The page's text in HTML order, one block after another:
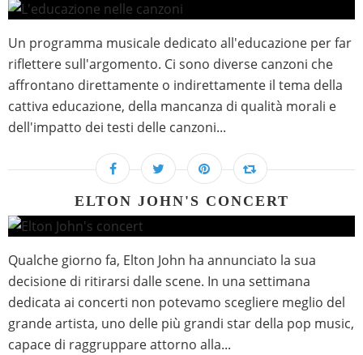
Un programma musicale dedicato all'educazione per far
riflettere sull'argomento. Ci sono diverse canzoni che
affrontano direttamente o indirettamente il tema della
cattiva educazione, della mancanza di qualità morali e
dell'impatto dei testi delle canzoni...
ELTON JOHN'S CONCERT
Qualche giorno fa, Elton John ha annunciato la sua
decisione di ritirarsi dalle scene. In una settimana
dedicata ai concerti non potevamo scegliere meglio del
grande artista, uno delle più grandi star della pop music,
capace di raggruppare attorno alla...